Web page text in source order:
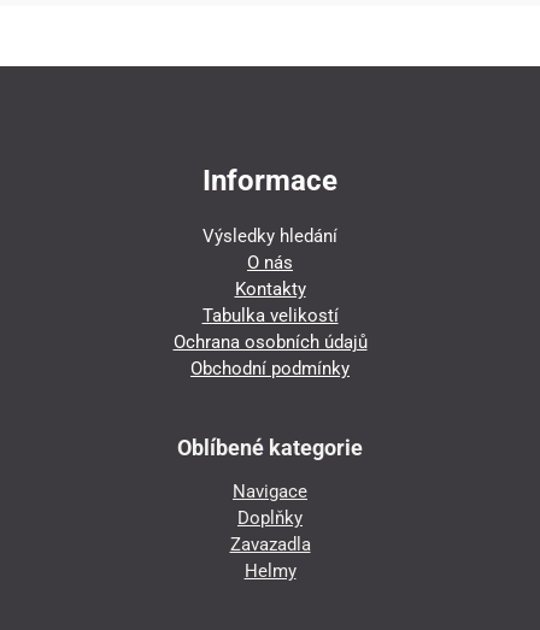
Informace
Výsledky hledání
O nás
Kontakty
Tabulka velikostí
Ochrana osobních údajů
Obchodní podmínky
Oblíbené kategorie
Navigace
Doplňky
Zavazadla
Helmy